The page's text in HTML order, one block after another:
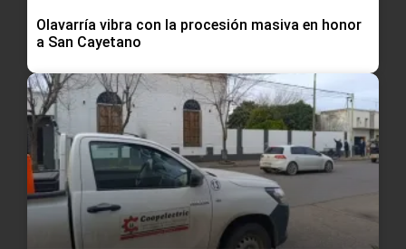
Olavarría vibra con la procesión masiva en honor
a San Cayetano